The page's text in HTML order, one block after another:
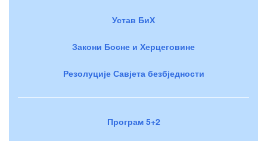
Устав БиХ
Закони Босне и Херцеговине
Резолуције Савјета безбједности
Програм 5+2